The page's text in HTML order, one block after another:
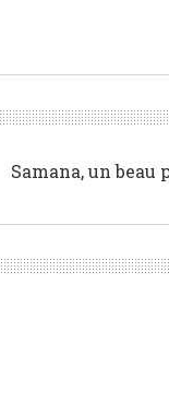
Samana, un beau